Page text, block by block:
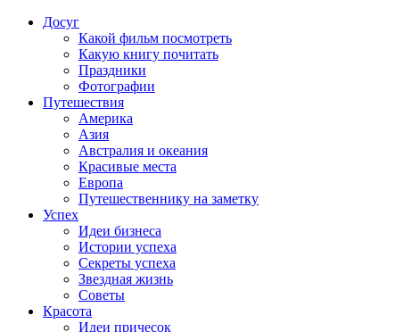
Досуг
Какой фильм посмотреть
Какую книгу почитать
Праздники
Фотографии
Путешествия
Америка
Азия
Австралия и океания
Красивые места
Европа
Путешественнику на заметку
Успех
Идеи бизнеса
Истории успеха
Секреты успеха
Звездная жизнь
Советы
Красота
Идеи причесок